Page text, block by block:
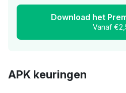
Download het
Vanaf
APK keuringen